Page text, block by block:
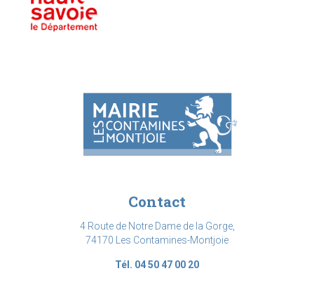
Contact
4 Route de Notre Dame de la Gorge,
74170 Les Contamines-Montjoie
Tél. 04 50 47 00 20